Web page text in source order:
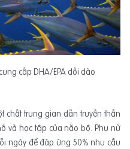
cấp DHA/EPA dồi dào
chất trung gian dẫn truyền thần
và học tập của não bộ. Phụ nữ
ngày để đáp ứng 50% nhu cầu